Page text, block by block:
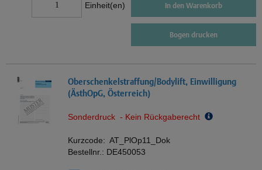
Einheit(en) In den Warenkorb
Bogen drucken
Oberschenkelstraffung/Bodylift, Einwilligung
(ÄsthOpG, Österreich)
Sonderdruck - Kein Rückgaberecht
Kurzcode: AT_PlOp11_Dok
Bestellnr.: DE450053